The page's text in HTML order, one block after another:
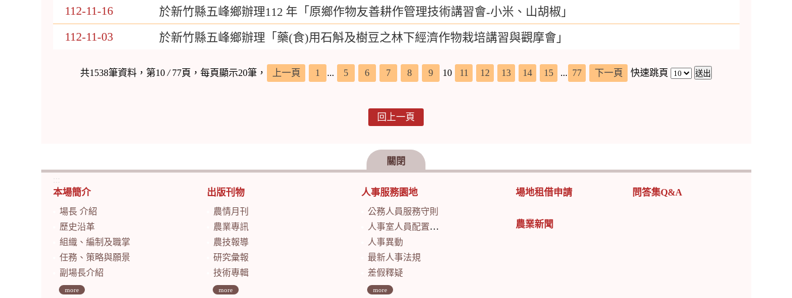
112-11-16
於新竹縣五峰鄉辦理112 年「原鄉作物友善耕作管理技術講習會-小米、山胡椒」
112-11-03
於新竹縣五峰鄉辦理「藥(食)用石斛及樹豆之林下經濟作物栽培講習與觀摩會」
共1538筆資料，第10 /77頁，每頁顯示20筆， 上一頁 1 ... 5 6 7 8 9 10 11 12 13 14 15 ... 77 下一頁 快速跳頁
回上一頁
關閉
:::
本場簡介
場長 介紹
歷史沿革
組織、編制及職掌
任務、策略與願景
副場長介紹
more
出版刊物
農情月刊
農業專訊
農技報導
研究彙報
技術專輯
more
人事服務園地
公務人員服務守則
人事室人員配置及業務職掌
人事異動
最新人事法規
差假釋疑
more
場地租借申請
農業新聞
問答集Q&A